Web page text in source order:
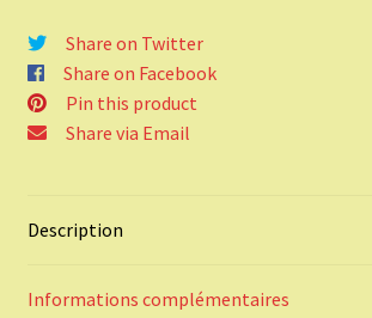
Share on Twitter
Share on Facebook
Pin this product
Share via Email
Description
Informations complémentaires